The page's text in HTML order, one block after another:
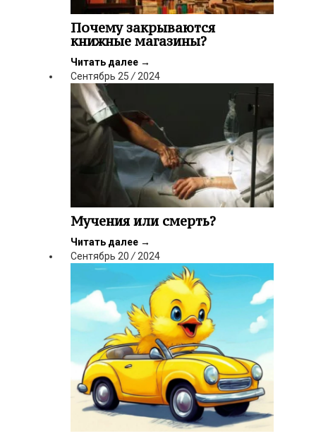
Почему закрываются
книжные магазины?
Читать далее →
Сентябрь 25 / 2024
Мучения или смерть?
Читать далее →
Сентябрь 20/2024